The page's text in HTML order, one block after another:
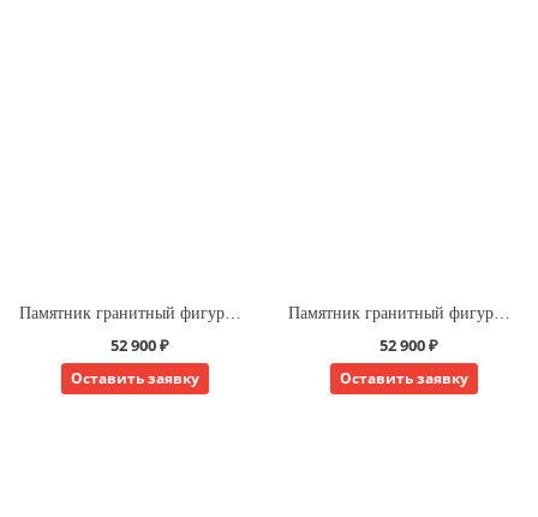
52 900 ₽
Оставить заявку
52 900 ₽
Оставить заявку